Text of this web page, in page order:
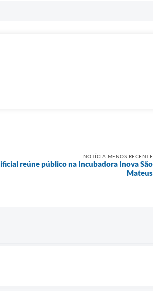
NOTÍCIA MENOS RECENTE
reúne público na Incubadora Inova São
Mateus